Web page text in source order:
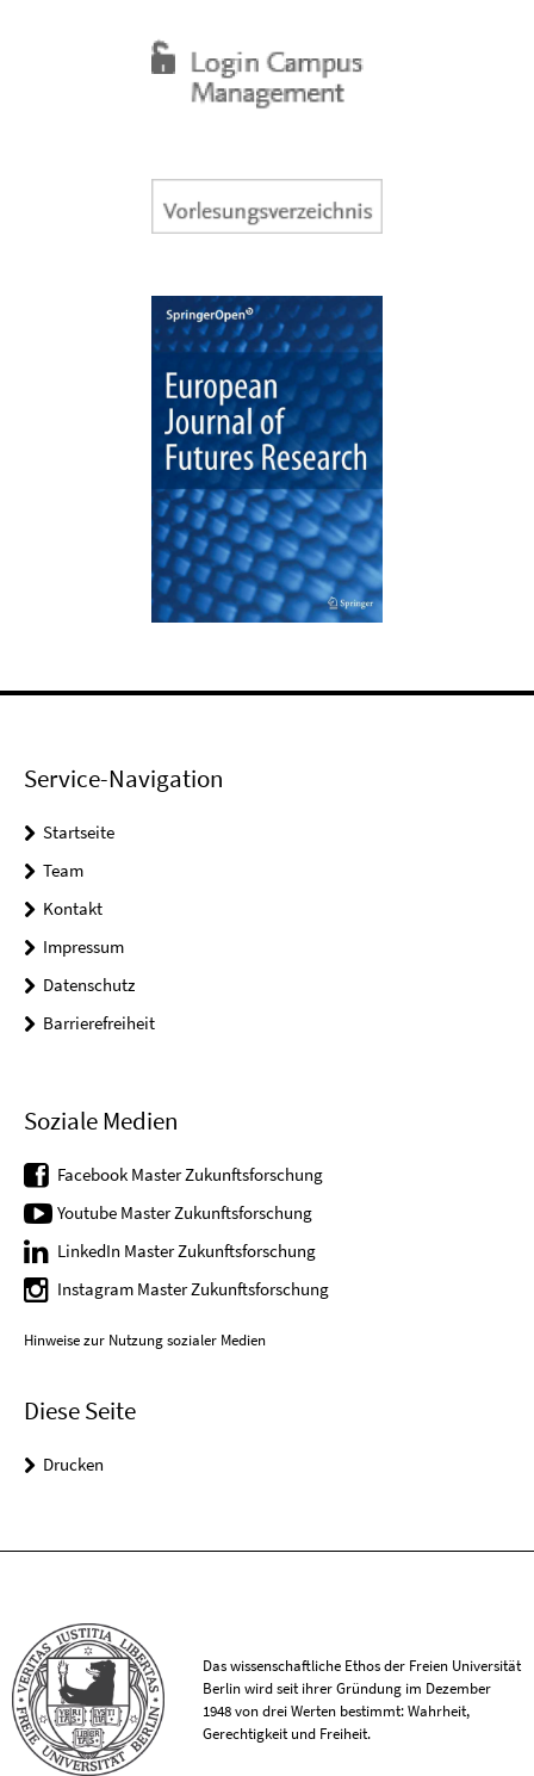
Service-Navigation
Startseite
Team
Kontakt
Impressum
Datenschutz
Barrierefreiheit
Soziale Medien
Facebook Master Zukunftsforschung
Youtube Master Zukunftsforschung
LinkedIn Master Zukunftsforschung
Instagram Master Zukunftsforschung
Hinweise zur Nutzung sozialer Medien
Diese Seite
Drucken
Das wissenschaftliche Ethos der Freien Universität
Berlin wird seit ihrer Gründung im Dezember
1948 von drei Werten bestimmt: Wahrheit,
Gerechtigkeit und Freiheit.